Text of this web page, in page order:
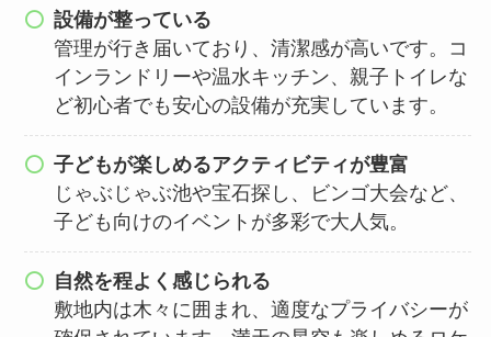
設備が整っている
管理が行き届いており、清潔感が高いです。コ
インランドリーや温水キッチン、親子トイレな
ど初心者でも安心の設備が充実しています。
子どもが楽しめるアクティビティが豊富
じゃぶじゃぶ池や宝石探し、ビンゴ大会など、
子ども向けのイベントが多彩で大人気。
自然を程よく感じられる
敷地内は木々に囲まれ、適度なプライバシーが